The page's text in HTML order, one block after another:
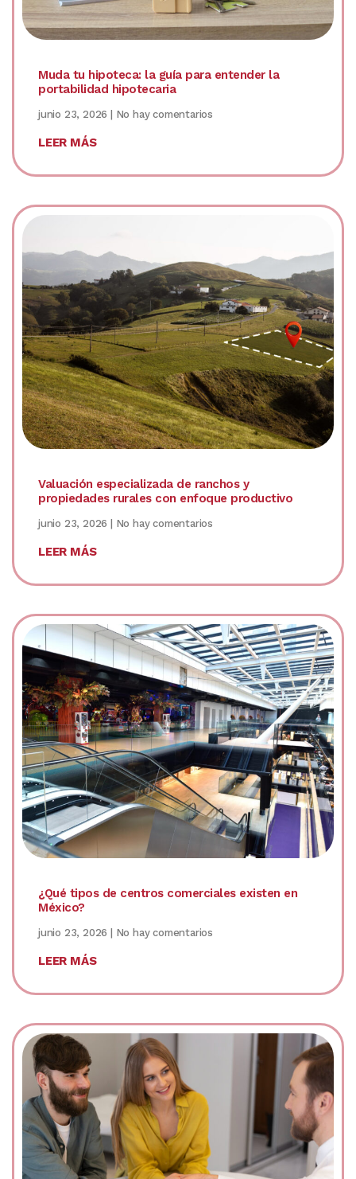
Muda tu hipoteca: la guía para entender la
portabilidad hipotecaria
junio 23, 2026 No hay comentarios
LEER MÁS
Valuación especializada de ranchos y
propiedades rurales con enfoque productivo
junio 23, 2026 No hay comentarios
LEER MÁS
¿Qué tipos de centros comerciales existen en
México?
junio 23, 2026 No hay comentarios
LEER MÁS